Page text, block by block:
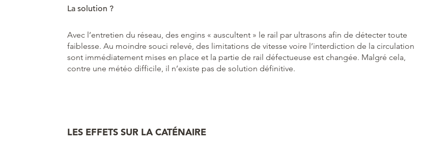
La solution ?
Avec l’entretien du réseau, des engins « auscultent » le rail par ultrasons afin de détecter toute
faiblesse. Au moindre souci relevé, des limitations de vitesse voire l’interdiction de la circulation
sont immédiatement mises en place et la partie de rail défectueuse est changée. Malgré cela,
contre une météo difficile, il n’existe pas de solution définitive.
LES EFFETS SUR LA CATÉNAIRE